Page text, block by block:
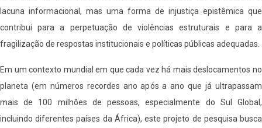
lacuna informacional, mas uma forma de injustiça epistêmica que
contribui para a perpetuação de violências estruturais e para a
fragilização de respostas institucionais e políticas públicas adequadas.
Em um contexto mundial em que cada vez há mais deslocamentos no
planeta (em números recordes ano após a ano que já ultrapassam
mais de 100 milhões de pessoas, especialmente do Sul Global,
incluindo diferentes países da África), este projeto de pesquisa busca